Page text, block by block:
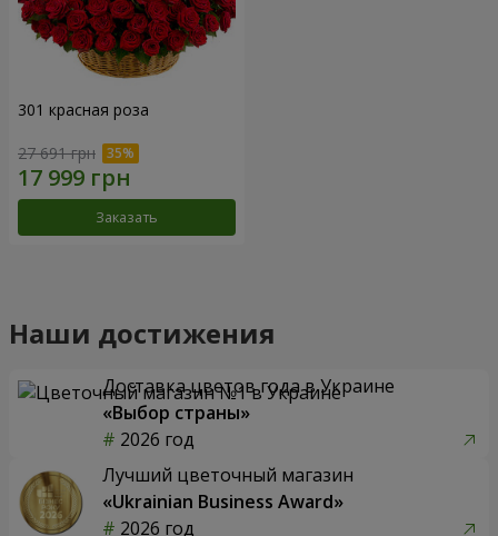
301 красная роза
27 691 грн
Заказать
Наши достижения
Доставка цветов года в Украине
«Выбор страны»
2026 год
Лучший цветочный магазин
«Ukrainian Business Award»
2026 год